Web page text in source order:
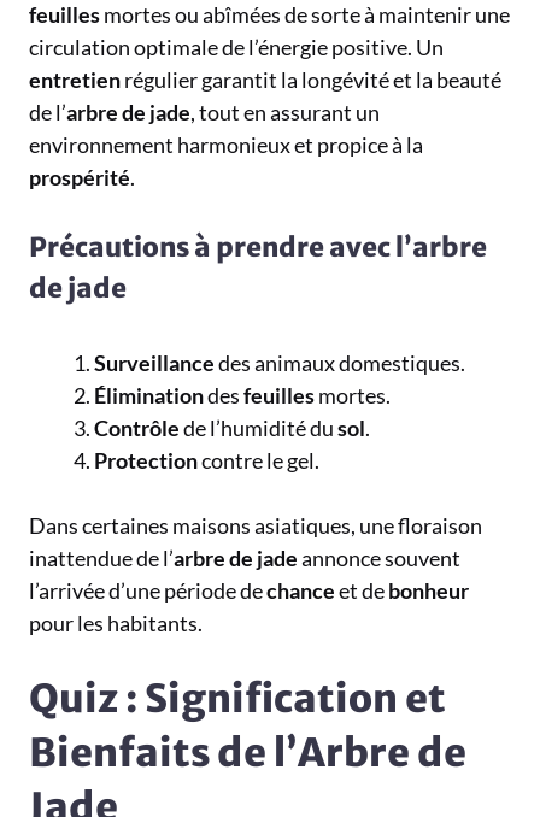
feuillesmortes ou abîmées de sorte à maintenir une
circulation optimale de l’énergie positive. Un
entretienrégulier garantit la longévité et la beauté
de l’arbre de jade, tout en assurant un
environnement harmonieux et propice à la
prospérité.
Précautions à prendre avec l’arbre
de jade
Surveillancedes animaux domestiques.
Éliminationdesfeuillesmortes.
Contrôlede l’humidité dusol.
Protectioncontre le gel.
Dans certaines maisons asiatiques, une floraison
inattendue de l’arbre de jadeannonce souvent
l’arrivée d’une période dechanceet debonheur
pour les habitants.
Quiz : Signification et
Bienfaits de l’Arbre de